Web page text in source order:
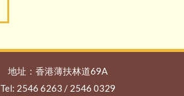
地址：香港薄扶林道69A
Tel: 2546 6263 / 2546 0329